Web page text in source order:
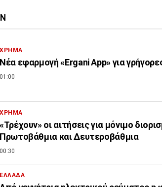
ΧΡΗΜΑ
Νέα εφαρμογή «Ergani App» για
01:00
ΧΡΗΜΑ
«Τρέχουν» οι αιτήσεις για μόνιμο
Πρωτοβάθμια και Δευτεροβάθμια
00:30
ΕΛΛΑΔΑ